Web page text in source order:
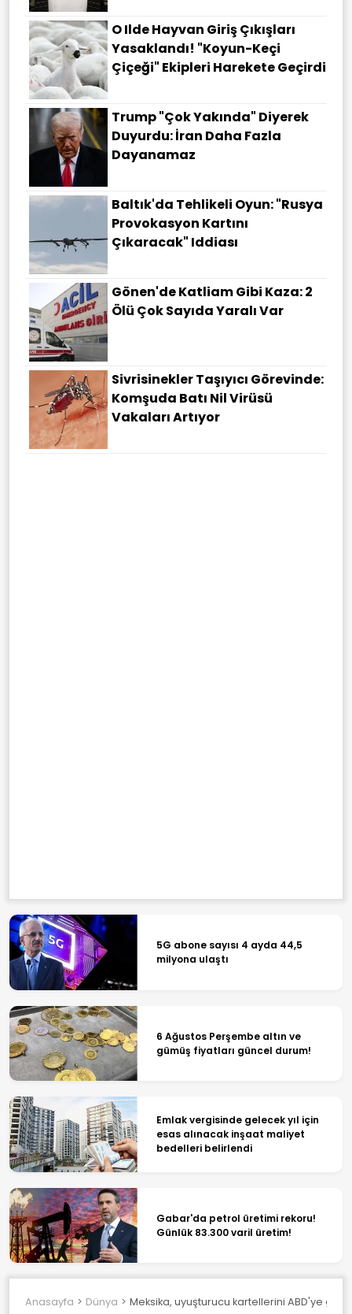
O Ilde Hayvan Giriş Çıkışları
Yasaklandı! "Koyun-Keçi
Çiçeği" Ekipleri Harekete Geçirdi
Trump "çok Yakında" Diyerek
Duyurdu: İran Daha Fazla
Dayanamaz
Baltık'da Tehlikeli Oyun: "Rusya
Provokasyon Kartını
Çıkaracak" Iddiası
Gönen'de Katliam Gibi Kaza: 2
Ölü Çok Sayıda Yaralı Var
Sivrisinekler Taşıyıcı Görevinde:
Komşuda Batı Nil Virüsü
Vakaları Artıyor
5G abone sayısı 4 ayda 44,5
milyona ulaştı
6 Ağustos Perşembe altın ve
gümüş fiyatları güncel durum!
Emlak vergisinde gelecek yıl için
esas alınacak inşaat maliyet
bedelleri belirlendi
Gabar'da petrol üretimi rekoru!
Günlük 83.300 varil üretim!
Anasayfa Dünya Meksika, uyuşturucu kartellerini ABD'ye